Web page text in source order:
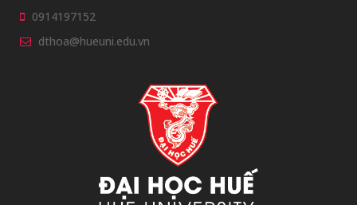
0914197152
dthoa@hueuni.edu.vn